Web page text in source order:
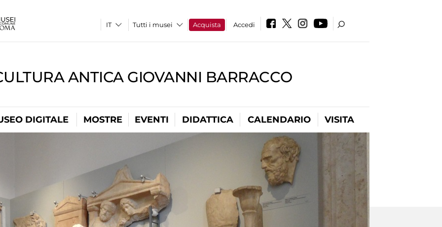
Tutti i musei Acquista Accedi
ANTICA GIOVANNI BARRACCO
DIGITALE MOSTRE EVENTI DIDATTICA CALENDARIO VISITA